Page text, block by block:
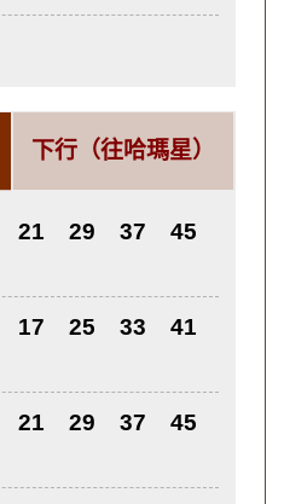
下行 （往哈瑪星）
21 29 37
45
17 25 33
41
21 29 37
45